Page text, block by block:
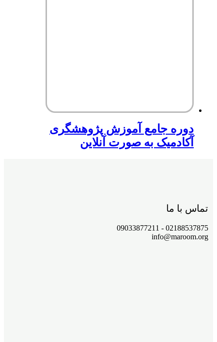
دوره جامع آموزش پژوهشگری
آکادمیک به صورت آنلاین
تماس با ما
02188537875 - 09033877211
info@maroom.org